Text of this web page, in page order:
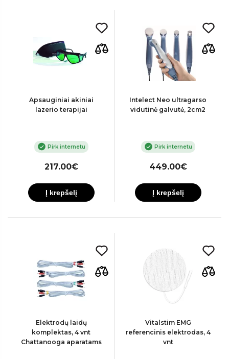
Apsauginiai akiniai
lazerio terapijai
Pirk internetu
217.00€
Į krepšelį
Intelect Neo ultragarso
vidutinė galvutė, 2cm2
Pirk internetu
449.00€
Į krepšelį
Elektrodų laidų
komplektas, 4 vnt
Chattanooga aparatams
Vitalstim EMG
referencinis elektrodas, 4
vnt